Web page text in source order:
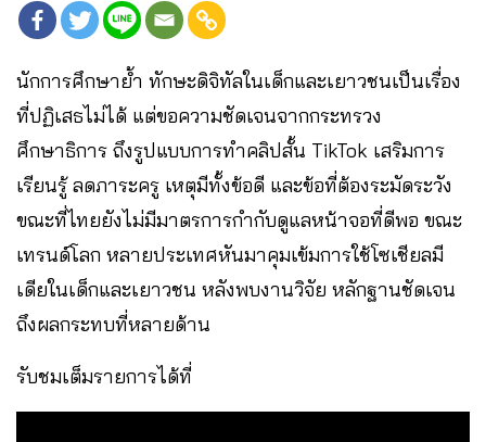
นักการศึกษาย้ำ ทักษะดิจิทัลในเด็กและเยาวชนเป็นเรื่อง
ที่ปฏิเสธไม่ได้ แต่ขอความชัดเจนจากกระทรวง
ศึกษาธิการ ถึงรูปแบบการทำคลิปสั้น TikTok เสริมการ
เรียนรู้ ลดภาระครู เหตุมีทั้งข้อดี และข้อที่ต้องระมัดระวัง
ขณะที่ไทยยังไม่มีมาตรการกำกับดูแลหน้าจอที่ดีพอ ขณะ
เทรนด์โลก หลายประเทศหันมาคุมเข้มการใช้โซเชียลมี
เดียในเด็กและเยาวชน หลังพบงานวิจัย หลักฐานชัดเจน
ถึงผลกระทบที่หลายด้าน
รับชมเต็มรายการได้ที่